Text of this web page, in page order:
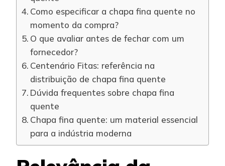
Como especificar a chapa fina quente no
momento da compra?
O que avaliar antes de fechar com um
fornecedor?
Centenário Fitas: referência na
distribuição de chapa fina quente
Dúvida frequentes sobre chapa fina
quente
Chapa fina quente: um material essencial
para a indústria moderna